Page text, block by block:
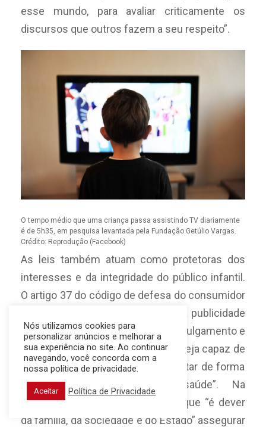
esse mundo, para avaliar criticamente os
discursos que outros fazem a seu respeito”.
O tempo médio que uma criança passa assistindo TV diariamente
é de 5h35, em pesquisa levantada pela Fundação Getúlio Vargas.
Crédito: Reprodução (Facebook)
As leis também atuam como protetoras dos
interesses e da integridade do público infantil.
O artigo 37 do código de defesa do consumidor
considera abusiva, entre outras, “a publicidade
que se aproveite da deficiência de julgamento e
de experiência da criança ou que seja capaz de
induzir o consumidor a se comportar de forma
prejudicial ou perigosa à saúde”.
Na
Constituição, o artigo 227 afirma que “é dever
da família, da sociedade e do Estado” assegurar
Nós utilizamos cookies para
personalizar anúncios e melhorar a
sua experiência no site. Ao continuar
navegando, você concorda com a
nossa política de privacidade.
Aceitar Política de Privacidade